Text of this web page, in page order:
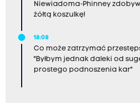
Niewiadoma-Phinney
żółtą koszulkę!
18:08
Co może zatrzymać
"Byłbym jednak daleki od
prostego podnoszenia kar"